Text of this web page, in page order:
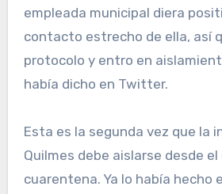
empleada municipal diera
contacto estrecho de ella, así
protocolo y entro en
había dicho en Twitter.
Esta es la segunda vez que la
Quilmes debe aislarse desde
cuarentena. Ya lo había hecho